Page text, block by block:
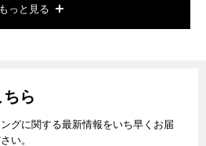
もっと見る
ら
グに関する最新情報をいち早くお届
い。